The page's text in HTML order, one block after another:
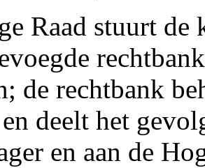
Raad stuurt de
de rechtbank
deelt het
en aan de